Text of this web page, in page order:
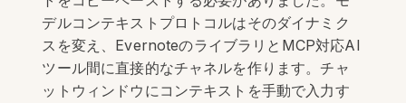
デルコンテキストプロトコルはそのダイナミク
スを変え、EvernoteのライブラリとMCP対応AI
ツール間に直接的なチャネルを作ります。チャ
ットウィンドウにコンテキストを手動で入力す